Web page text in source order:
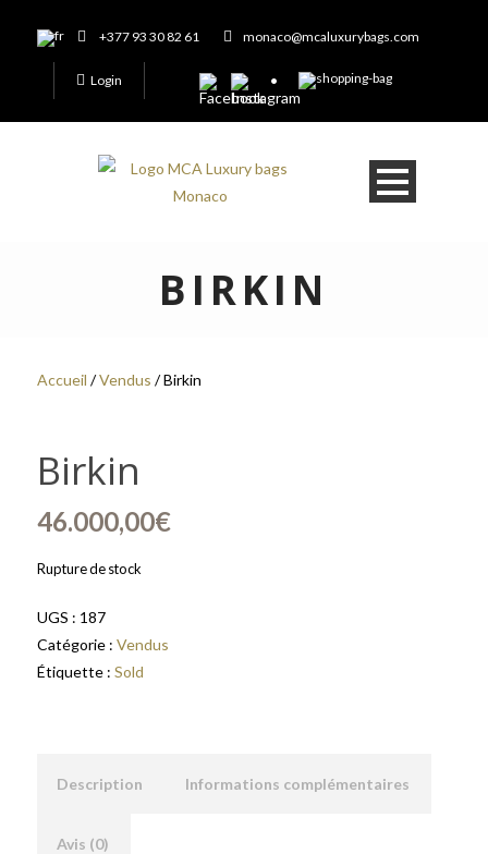
+377 93 30 82 61 monaco@mcaluxurybags.com
Login
BIRKIN
Accueil /Vendus / Birkin
Birkin
46.000,00€
Rupture de stock
UGS : 187
Catégorie : Vendus
Étiquette : Sold
Description Informations complémentaires
Avis (0)